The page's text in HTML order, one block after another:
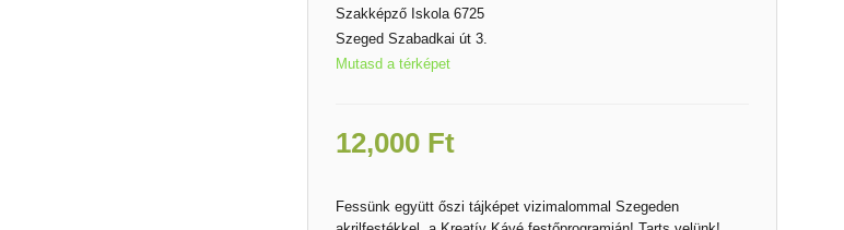
Szakképző Iskola 6725
Szeged Szabadkai út 3.
Mutasd a térképet
12,000 Ft
Fessünk együtt őszi tájképet vizimalommal Szegeden